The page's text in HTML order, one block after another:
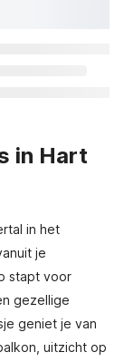
in Hart
in het
je
stapt voor
gezellige
geniet je van
uitzicht op